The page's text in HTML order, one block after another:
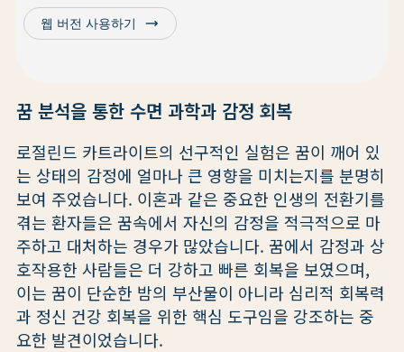
웹 버전 사용하기 trending_flat
꿈 분석을 통한 수면 과학과 감정 회복
로절린드 카트라이트의 선구적인 실험은 꿈이 깨어 있
는 상태의 감정에 얼마나 큰 영향을 미치는지를 분명히
보여 주었습니다. 이혼과 같은 중요한 인생의 전환기를
겪는 환자들은 꿈속에서 자신의 감정을 적극적으로 마
주하고 대처하는 경우가 많았습니다. 꿈에서 감정과 상
호작용한 사람들은 더 강하고 빠른 회복을 보였으며,
이는 꿈이 단순한 밤의 부산물이 아니라 심리적 회복력
과 정신 건강 회복을 위한 핵심 도구임을 강조하는 중
요한 발견이었습니다.